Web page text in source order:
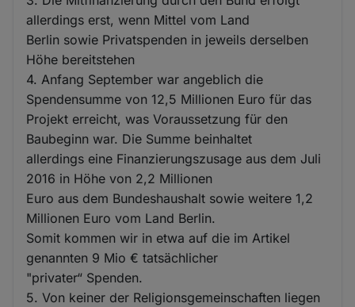
allerdings erst, wenn Mittel vom Land
Berlin sowie Privatspenden in jeweils derselben
Höhe bereitstehen
4. Anfang September war angeblich die
Spendensumme von 12,5 Millionen Euro für das
Projekt erreicht, was Voraussetzung für den
Baubeginn war. Die Summe beinhaltet
allerdings eine Finanzierungszusage aus dem Juli
2016 in Höhe von 2,2 Millionen
Euro aus dem Bundeshaushalt sowie weitere 1,2
Millionen Euro vom Land Berlin.
Somit kommen wir in etwa auf die im Artikel
genannten 9 Mio € tatsächlicher
"privater“ Spenden.
5. Von keiner der Religionsgemeinschaften liegen